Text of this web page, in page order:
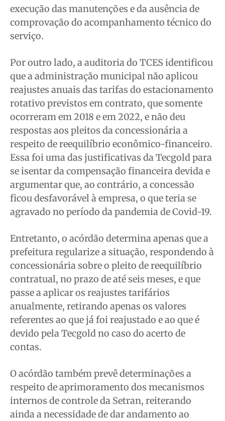
execução das manutenções e da ausência de
comprovação do acompanhamento técnico do
serviço.
Por outro lado, a auditoria do TCES identificou
que a administração municipal não aplicou
reajustes anuais das tarifas do estacionamento
rotativo previstos em contrato, que somente
ocorreram em 2018 e em 2022, e não deu
respostas aos pleitos da concessionária a
respeito de reequilíbrio econômico-financeiro.
Essa foi uma das justificativas da Tecgold para
se isentar da compensação financeira devida e
argumentar que, ao contrário, a concessão
ficou desfavorável à empresa, o que teria se
agravado no período da pandemia de Covid-19.
Entretanto, o acórdão determina apenas que a
prefeitura regularize a situação, respondendo à
concessionária sobre o pleito de reequilíbrio
contratual, no prazo de até seis meses, e que
passe a aplicar os reajustes tarifários
anualmente, retirando apenas os valores
referentes ao que já foi reajustado e ao que é
devido pela Tecgold no caso do acerto de
contas.
O acórdão também prevê determinações a
respeito de aprimoramento dos mecanismos
internos de controle da Setran, reiterando
ainda a necessidade de dar andamento ao